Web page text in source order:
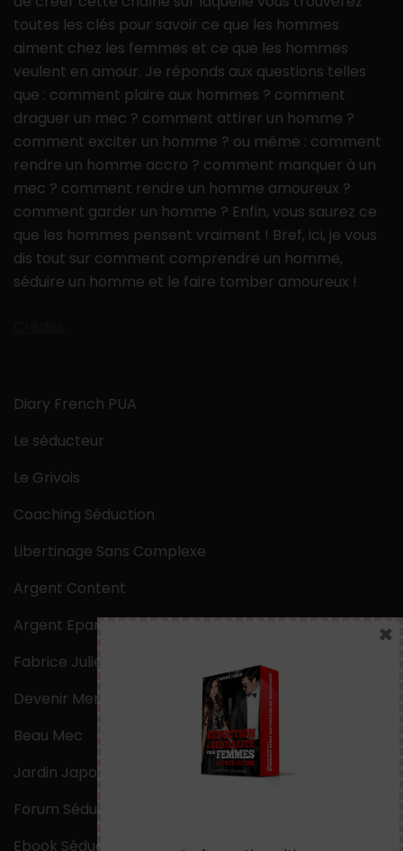
toutes les clés pour savoir ce que les hommes
aiment chez les femmes et ce que les hommes
veulent en amour. Je réponds aux questions telles
que : comment plaire aux hommes ? comment
draguer un mec ? comment attirer un homme ?
comment exciter un homme ? ou même : comment
rendre un homme accro ? comment manquer à un
mec ? comment rendre un homme amoureux ?
comment garder un homme ? Enfin, vous saurez ce
que les hommes pensent vraiment ! Bref, ici, je vous
dis tout sur comment comprendre un homme,
séduire un homme et le faire tomber amoureux !
Diary French PUA
Le séducteur
Le Grivois
Coaching Séduction
Libertinage Sans Complexe
Argent Content
Argent Epargne
Fabrice Julien
Devenir Mentaliste
Beau Mec
Jardin Japonais Zen
Forum Séduction
Ebook Séduction
×